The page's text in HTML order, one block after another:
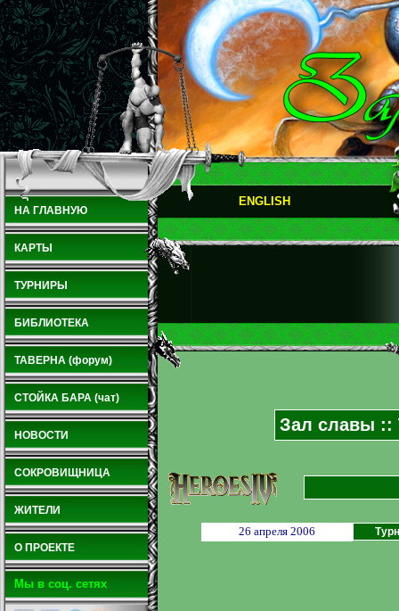
НА ГЛАВНУЮ
КАРТЫ
ТУРНИРЫ
БИБЛИОТЕКА
ТАВЕРНА (форум)
СТОЙКА БАРА (чат)
НОВОСТИ
СОКРОВИЩНИЦА
ЖИТЕЛИ
О ПРОЕКТЕ
Мы в соц. сетях
ENGLISH
Зал славы ::
26 апреля 2006